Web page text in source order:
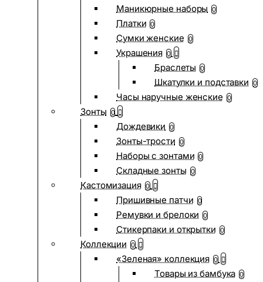
Маникюрные наборы 0
Платки 0
Сумки женские 0
Украшения 0
Браслеты 0
Шкатулки и подставки 0
Часы наручные женские 0
Зонты 0
Дождевики 0
Зонты-трости 0
Наборы с зонтами 0
Складные зонты 0
Кастомизация 0
Пришивные патчи 0
Ремувки и брелоки 0
Стикерпаки и открытки 0
Коллекции 0
«Зеленая» коллекция 0
Товары из бамбука 0